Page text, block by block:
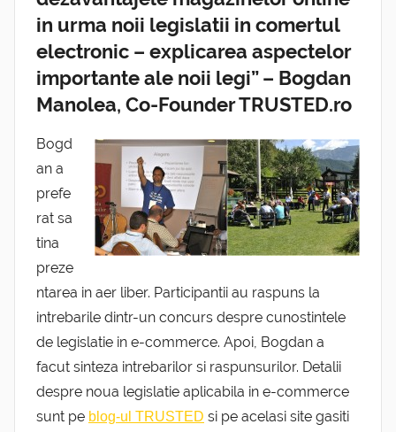
in urma noii legislatii in comertul
electronic – explicarea aspectelor
importante ale noii legi” – Bogdan
Manolea, Co-Founder TRUSTED.ro
Bogd
an a
prefe
rat sa
tina
preze
ntarea in aer liber. Participantii au raspuns la
intrebarile dintr-un concurs despre cunostintele
de legislatie in e-commerce. Apoi, Bogdan a
facut sinteza intrebarilor si raspunsurilor. Detalii
despre noua legislatie aplicabila in e-commerce
sunt pe blog-ul TRUSTED si pe acelasi site gasiti